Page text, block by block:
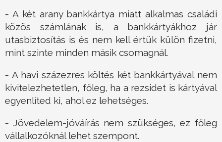
- A két arany bankkártya miatt alkalmas családi
közös számlának is, a bankkártyákhoz jár
utasbiztosítás is és nem kell értük külön fizetni,
mint szinte minden másik csomagnál.
- A havi százezres költés két bankkártyával nem
kivitelezhetetlen, főleg, ha a rezsidet is kártyával
egyenlíted ki, ahol ez lehetséges.
- Jövedelem-jóváírás nem szükséges, ez főleg
vállalkozóknál lehet szempont.